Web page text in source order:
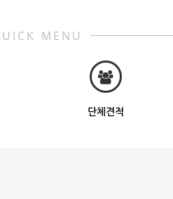
MENU
단체견적